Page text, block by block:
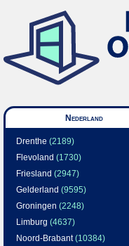
Nederland
Drenthe (2189)
Flevoland (1730)
Friesland (2947)
Gelderland (9595)
Groningen (2248)
Limburg (4637)
Noord-Brabant(10384)